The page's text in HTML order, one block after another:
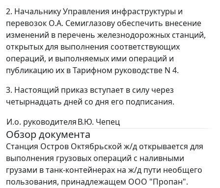
2. Начальнику Управления инфраструктуры и
перевозок О.А. Семиглазову обеспечить внесение
изменений в перечень железнодорожных станций,
открытых для выполнения соответствующих
операций, и выполняемых ими операций и
публикацию их в Тарифном руководстве N 4.
3. Настоящий приказ вступает в силу через
четырнадцать дней со дня его подписания.
И.о. руководителяВ.Ю. Чепец
Обзор документа
Станция Остров Октябрьской ж/д открывается для
выполнения грузовых операций с наливными
грузами в танк-контейнерах на ж/д пути необщего
пользования, принадлежащем ООО "Пропан".